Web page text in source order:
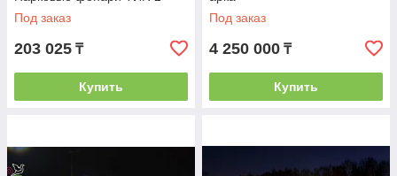
Под заказ
203 025 ₸
Купить
Под заказ
4 250 000 ₸
Купить